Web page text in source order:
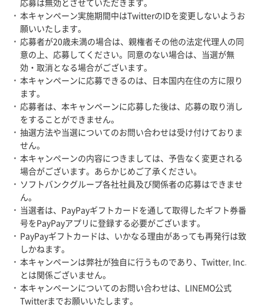
本キャンペーン実施期間中はTwitterのIDを変更しないようお
願いいたします。
応募者が20歳未満の場合は、親権者その他の法定代理人の同
意の上、応募してください。同意のない場合は、当選が無
効・取消となる場合がございます。
本キャンペーンに応募できるのは、日本国内在住の方に限り
ます。
応募者は、本キャンペーンに応募した後は、応募の取り消し
をすることができません。
抽選方法や当選についてのお問い合わせは受け付けておりま
せん。
本キャンペーンの内容につきましては、予告なく変更される
場合がございます。あらかじめご了承ください。
ソフトバンクグループ各社社員及び関係者の応募はできませ
ん。
当選者は、PayPayギフトカードを通して取得したギフト券番
号をPayPayアプリに登録する必要がございます。
PayPayギフトカードは、いかなる理由があっても再発行は致
しかねます。
本キャンペーンは弊社が独自に行うものであり、Twitter, Inc.
とは関係ございません。
本キャンペーンについてのお問い合わせは、LINEMO公式
Twitterまでお願いいたします。